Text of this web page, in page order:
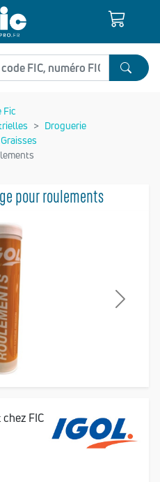
Fic
Droguerie
Graisses
pour roulements
Next
FIC